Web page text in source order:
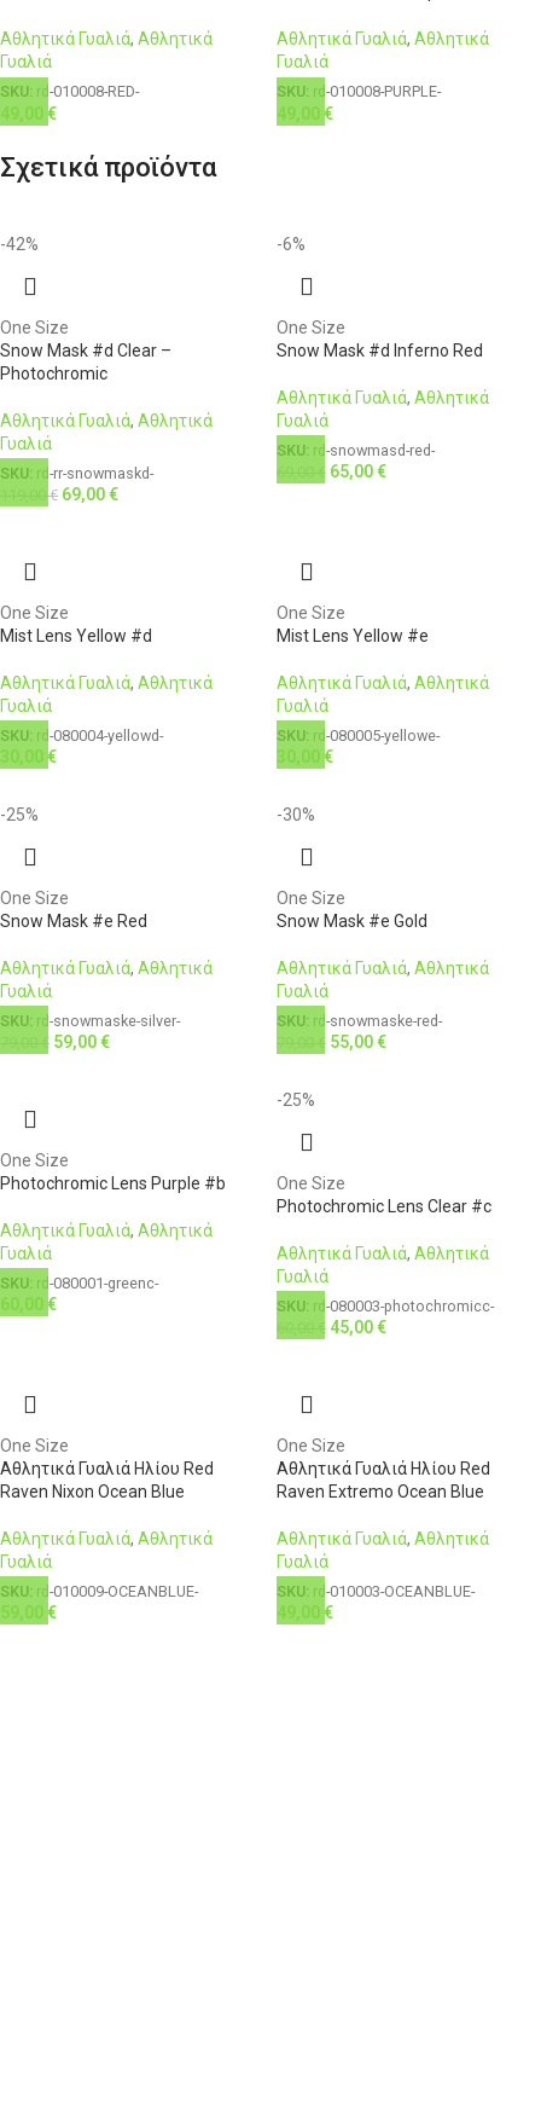
Αθλητικά Γυαλιά, Αθλητικά
Γυαλιά
SKU: rd-010008-RED-
49,00 €
Αθλητικά Γυαλιά, Αθλητικά
Γυαλιά
SKU: rd-010008-PURPLE-
49,00 €
Σχετικά προϊόντα
-42%
One Size
Snow Mask #d Clear –
Photochromic
Αθλητικά Γυαλιά, Αθλητικά
Γυαλιά
SKU: rd-rr-snowmaskd-
119,00€ 69,00€
-6%
One Size
Snow Mask #d Inferno Red
Αθλητικά Γυαλιά, Αθλητικά
Γυαλιά
SKU: rd-snowmasd-red-
€ 65,00€
One Size
Mist Lens Yellow #d
Αθλητικά Γυαλιά, Αθλητικά
Γυαλιά
SKU: rd-080004-yellowd-
30,00 €
One Size
Mist Lens Yellow #e
Αθλητικά Γυαλιά, Αθλητικά
Γυαλιά
SKU: rd-080005-yellowe-
30,00 €
-25%
One Size
Snow Mask #e Red
Αθλητικά Γυαλιά, Αθλητικά
Γυαλιά
SKU: rd-snowmaske-silver-
€ 59,00€
-30%
One Size
Snow Mask #e Gold
Αθλητικά Γυαλιά, Αθλητικά
Γυαλιά
SKU: rd-snowmaske-red-
€ 55,00€
One Size
Photochromic Lens Purple #b
Αθλητικά Γυαλιά, Αθλητικά
Γυαλιά
SKU: rd-080001-greenc-
60,00 €
-25%
One Size
Photochromic Lens Clear #c
Αθλητικά Γυαλιά, Αθλητικά
Γυαλιά
SKU: rd-080003-photochromicc-
€ 45,00€
One Size
Αθλητικά Γυαλιά Ηλίου Red
Raven Nixon Ocean Blue
Αθλητικά Γυαλιά, Αθλητικά
Γυαλιά
SKU: rd-010009-OCEANBLUE-
59,00 €
One Size
Αθλητικά Γυαλιά Ηλίου Red
Raven Extremo Ocean Blue
Αθλητικά Γυαλιά, Αθλητικά
Γυαλιά
SKU: rd-010003-OCEANBLUE-
49,00 €